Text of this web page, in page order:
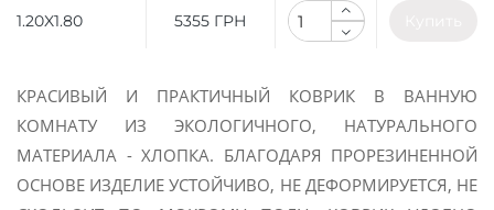
1.20X1.80 5355 ГРН
КРАСИВЫЙ И ПРАКТИЧНЫЙ КОВРИК В ВАННУЮ
КОМНАТУ ИЗ ЭКОЛОГИЧНОГО, НАТУРАЛЬНОГО
МАТЕРИАЛА - ХЛОПКА. БЛАГОДАРЯ ПРОРЕЗИНЕННОЙ
ОСНОВЕ ИЗДЕЛИЕ УСТОЙЧИВО, НЕ ДЕФОРМИРУЕТСЯ, НЕ